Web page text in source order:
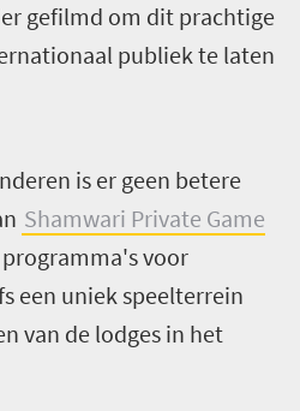
gefilmd om dit prachtige
publiek te laten
is er geen betere
Shamwari Private Game
voor
een uniek speelterrein
van de lodges in het